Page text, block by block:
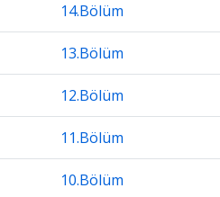
14.Bölüm
13.Bölüm
12.Bölüm
11.Bölüm
10.Bölüm